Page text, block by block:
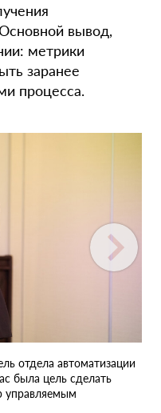
вывод,
метрики
заранее
процесса.
отдела автоматизации
была цель сделать
управляемым